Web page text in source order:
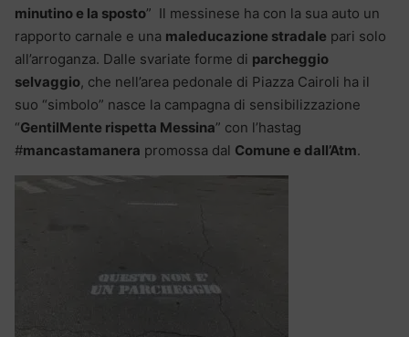
minutino e la sposto” Il messinese ha con la sua auto un
rapporto carnale e una maleducazione stradale pari solo
all’arroganza. Dalle svariate forme di parcheggio
selvaggio, che nell’area pedonale di Piazza Cairoli ha il
suo “simbolo” nasce la campagna di sensibilizzazione
“GentilMente rispetta Messina” con l’hastag
#mancastamanera promossa dal Comune e dall’Atm.